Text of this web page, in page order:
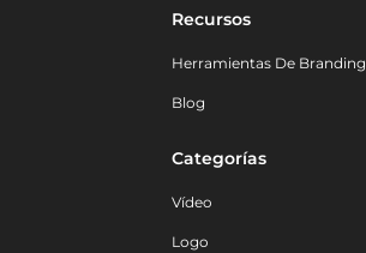
Recursos
Herramientas De Branding
Blog
Categorías
Vídeo
Logo